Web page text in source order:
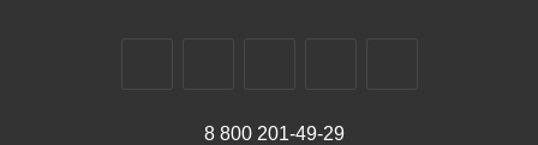
8 800 201-49-29